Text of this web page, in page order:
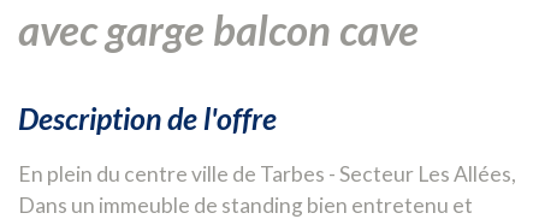
avec garge balcon cave
description de l'offre
En plein du centre ville de Tarbes - Secteur Les Allées,
Dans un immeuble de standing bien entretenu et